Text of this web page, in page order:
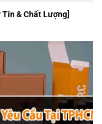
& Chất Lượng]